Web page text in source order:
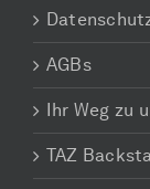
AGBs
Ihr Weg zu
TAZ